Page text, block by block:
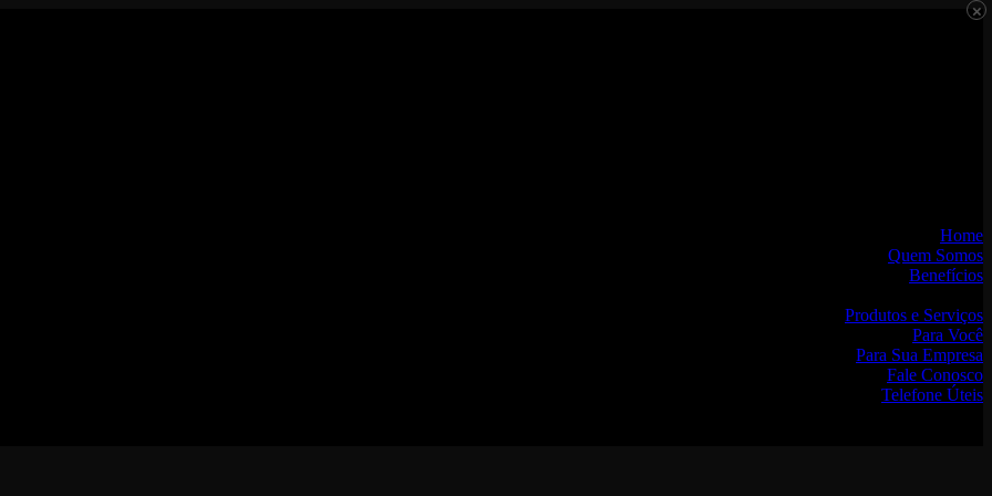
Home
Quem Somos
Benefícios
Produtos e Serviços
Para Você
Para Sua Empresa
Fale Conosco
Telefone Úteis
×